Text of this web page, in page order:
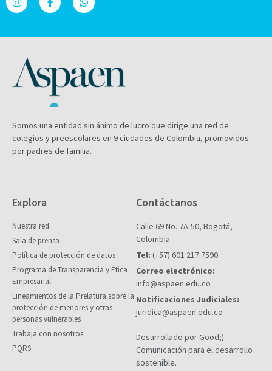
Somos una entidad sin ánimo de lucro que dirige una red de
colegios y preescolares en 9 ciudades de Colombia, promovidos
por padres de familia.
Explora
Nuestra red
Sala de prensa
Política de protección de datos
Programa de Transparencia y Ética
Empresarial
Lineamientos de la Prelatura sobre la
protección de menores y otras
personas vulnerables
Trabaja con nosotros
PQRS
Contáctanos
Calle 69 No. 7A-50, Bogotá,
Colombia
Tel: (+57) 601 217 7590
Correo electrónico:
info@aspaen.edu.co
Notificaciones Judiciales:
juridica@aspaen.edu.co
Desarrollado por Good;)
Comunicación para el desarrollo
sostenible.